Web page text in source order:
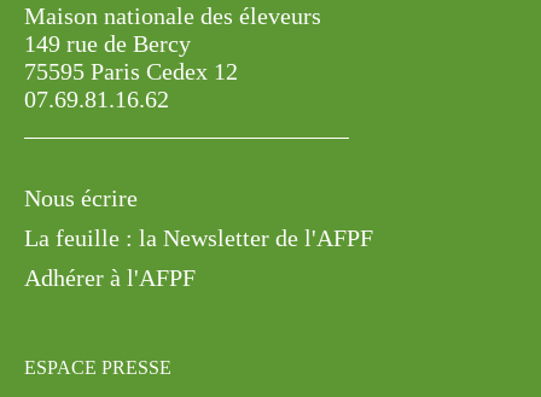
Maison nationale des éleveurs
149 rue de Bercy
75595 Paris Cedex 12
07.69.81.16.62
Nous écrire
La feuille : la Newsletter de l'AFPF
Adhérer à l'AFPF
ESPACE PRESSE